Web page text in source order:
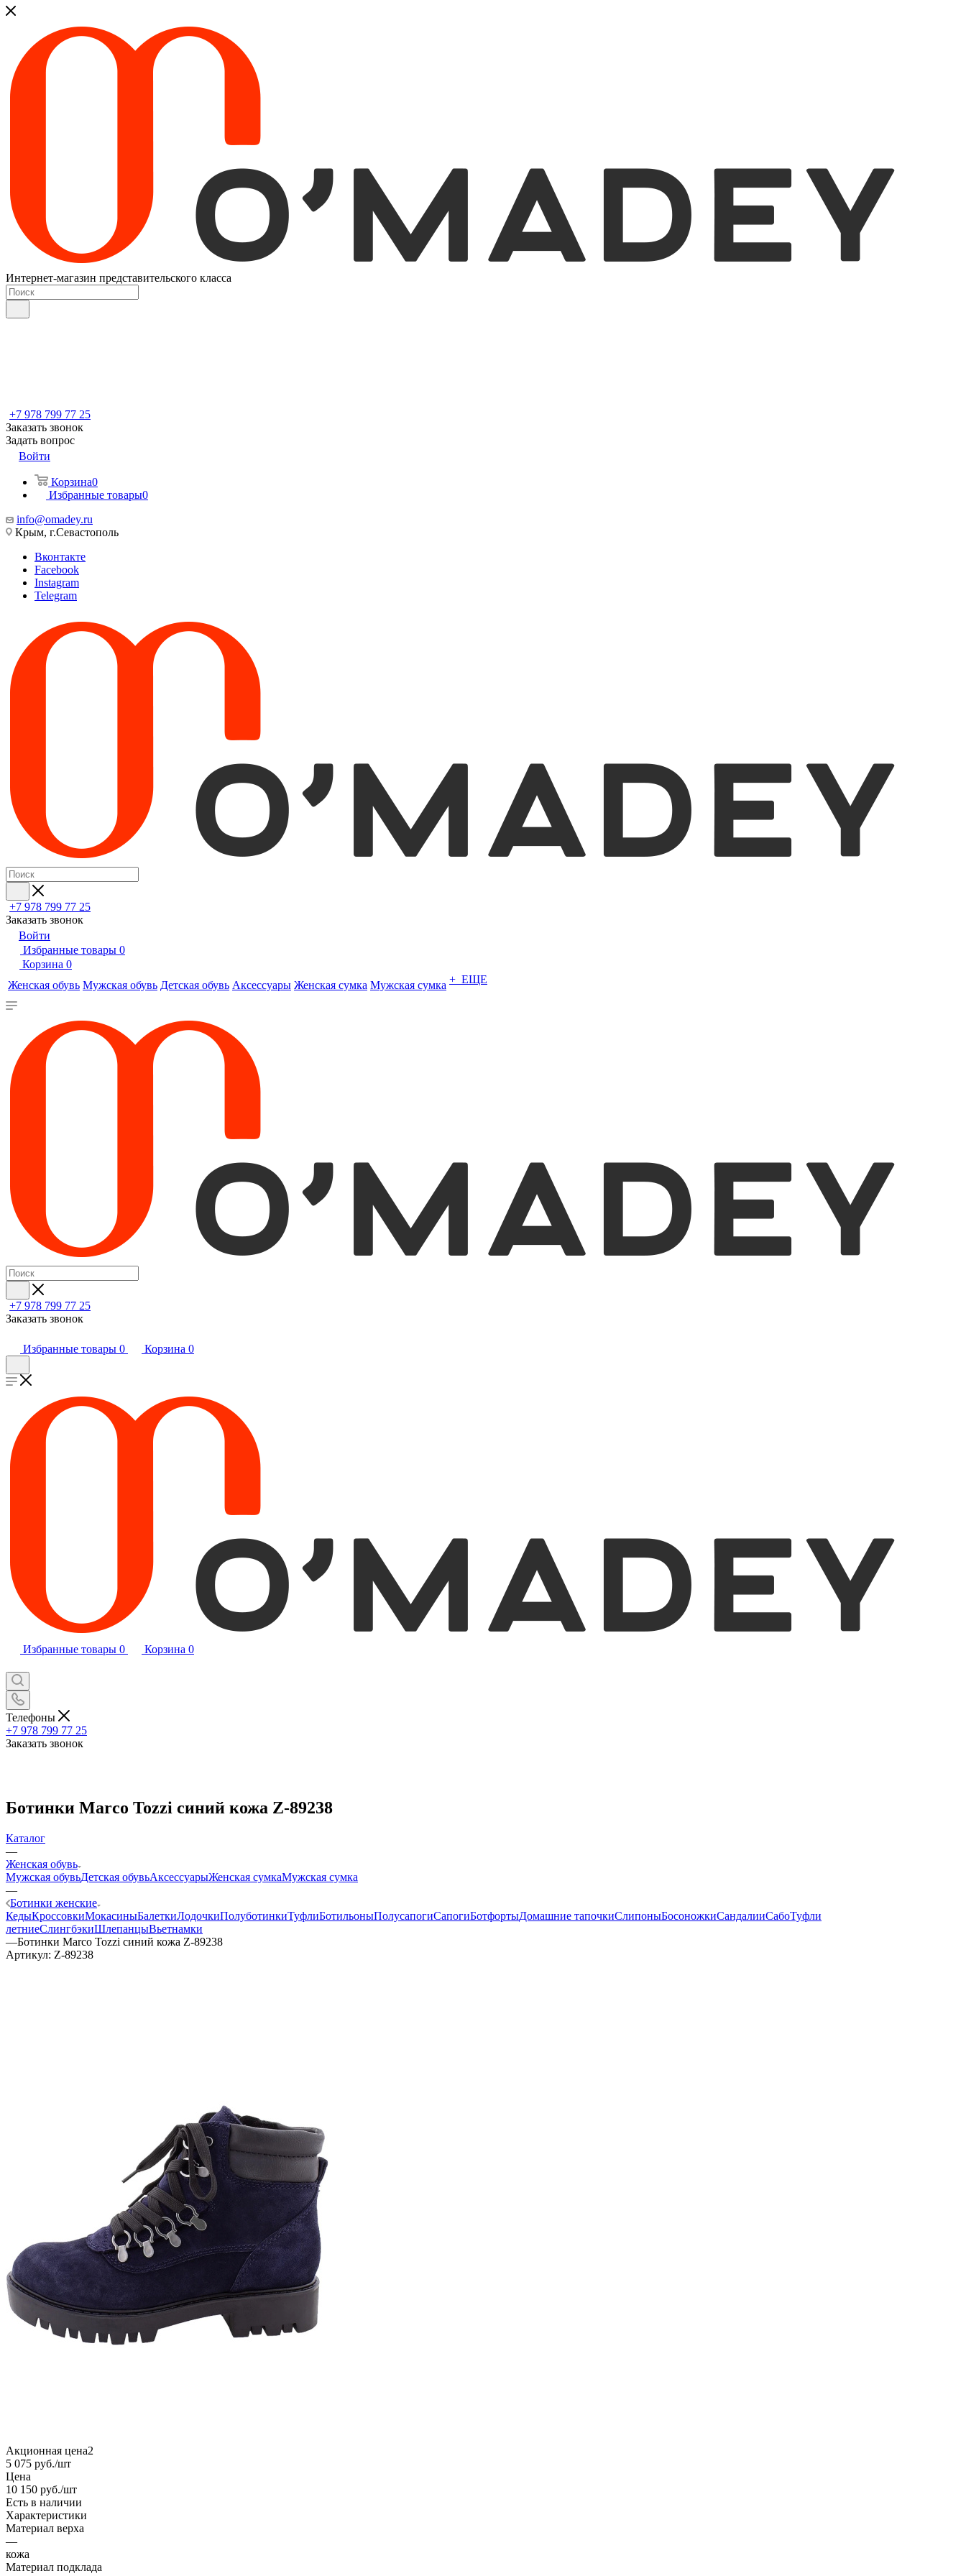
Интернет-магазин представительского класса
+7 978 799 77 25
Заказать звонок
Задать вопрос
Войти
Корзина0
Избранные товары0
info@omadey.ru
Крым, г.Севастополь
Вконтакте
Facebook
Instagram
Telegram
+7 978 799 77 25
Заказать звонок
Войти
Избранные товары 0
Корзина 0
Женская обувь Мужская обувь Детская обувь Аксессуары Женская сумка Мужская сумка + ЕЩЕ
+7 978 799 77 25
Заказать звонок
Избранные товары 0 Корзина 0
Избранные товары 0 Корзина 0
Телефоны
+7 978 799 77 25
Заказать звонок
Ботинки Marco Tozzi синий кожа Z-89238
Каталог
—
Женская обувь
Мужская обувьДетская обувьАксессуарыЖенская сумкаМужская сумка
—
Ботинки женские
КедыКроссовкиМокасиныБалеткиЛодочкиПолуботинкиТуфлиБотильоныПолусапогиСапогиБотфортыДомашние тапочкиСлипоныБосоножкиСандалииСабоТуфли
летниеСлингбэкиШлепанцыВьетнамки
—Ботинки Marco Tozzi синий кожа Z-89238
Артикул: Z-89238
Акционная цена2
5 075 руб./шт
Цена
10 150 руб./шт
Есть в наличии
Характеристики
Материал верха
—
кожа
Материал подклада